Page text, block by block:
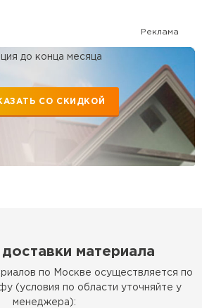
Реклама
до конца месяца
СО СКИДКОЙ
материала
по Москве осуществляется по
(условия по области уточняйте у
менеджера):